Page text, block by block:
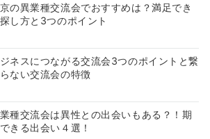
の異業種交流会でおすすめは？満足でき
し方と3つのポイント
ネスにつながる交流会3つのポイントと繋
ない交流会の特徴
種交流会は異性との出会いもある？！期
きる出会い４選！